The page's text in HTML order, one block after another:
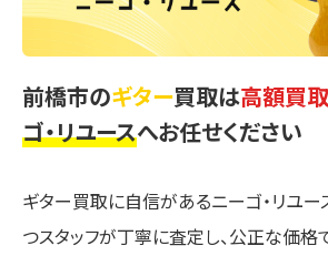
前橋市のギター買取は高額買取
ゴ・リユースへお任せください
ギター買取に自信があるニーゴ・リユー
つスタッフが丁寧に査定し、公正な価